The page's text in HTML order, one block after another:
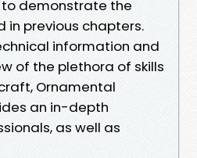
demonstrate the
in previous chapters.
information and
of the plethora of skills
Ornamental
an in-depth
as well as